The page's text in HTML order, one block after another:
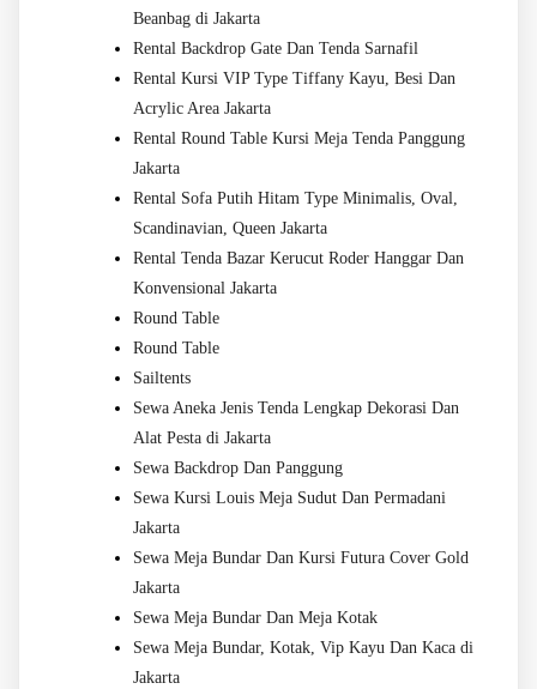
Beanbag di Jakarta
Rental Backdrop Gate Dan Tenda Sarnafil
Rental Kursi VIP Type Tiffany Kayu, Besi Dan
Acrylic Area Jakarta
Rental Round Table Kursi Meja Tenda Panggung
Jakarta
Rental Sofa Putih Hitam Type Minimalis, Oval,
Scandinavian, Queen Jakarta
Rental Tenda Bazar Kerucut Roder Hanggar Dan
Konvensional Jakarta
Round Table
Round Table
Sailtents
Sewa Aneka Jenis Tenda Lengkap Dekorasi Dan
Alat Pesta di Jakarta
Sewa Backdrop Dan Panggung
Sewa Kursi Louis Meja Sudut Dan Permadani
Jakarta
Sewa Meja Bundar Dan Kursi Futura Cover Gold
Jakarta
Sewa Meja Bundar Dan Meja Kotak
Sewa Meja Bundar, Kotak, Vip Kayu Dan Kaca di
Jakarta